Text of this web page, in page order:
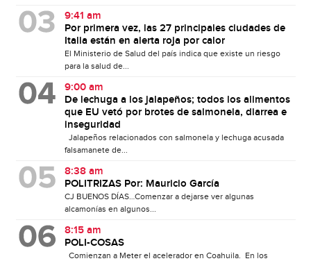
9:41 am
Por primera vez, las 27 principales ciudades de
Italia están en alerta roja por calor
El Ministerio de Salud del país indica que existe un riesgo
para la salud de...
9:00 am
De lechuga a los jalapeños; todos los alimentos
que EU vetó por brotes de salmonela, diarrea e
inseguridad
Jalapeños relacionados con salmonela y lechuga acusada
falsamanete de...
8:38 am
POLITRIZAS Por: Mauricio García
CJ BUENOS DÍAS…Comenzar a dejarse ver algunas
alcamonías en algunos...
8:15 am
POLI-COSAS
Comienzan a Meter el acelerador en Coahuila. En los